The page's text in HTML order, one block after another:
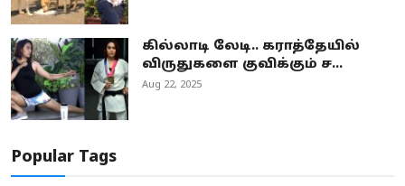
கில்லாடி லேடி.. கராத்தேயில்
விருதுகளை குவிக்கும் ச...
Aug 22, 2025
Popular Tags